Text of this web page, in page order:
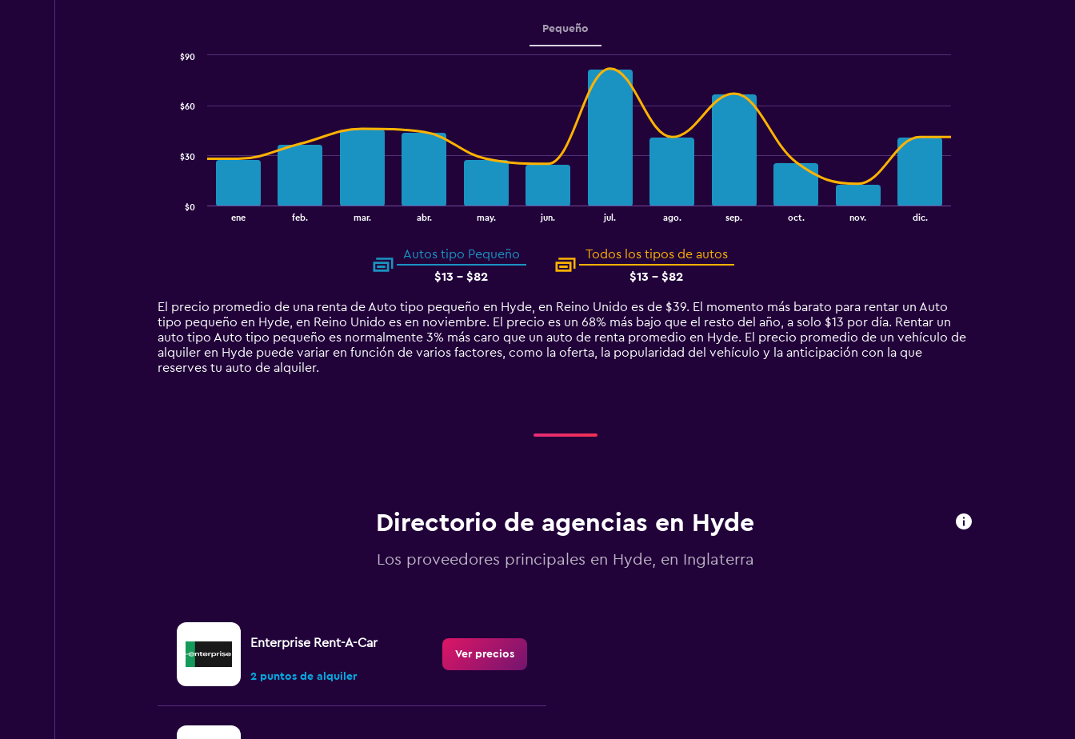
Pequeño
14
categories.
The
chart
has
ene feb. mar. abr. may. jun. jul. ago. sep. oct. nov. dic.
$0
$30
$60
$90
End
Autos tipo Pequeño
$13 - $82
Todos los tipos de autos
$13 - $82
El precio promedio de una renta de Auto tipo pequeño en Hyde, en Reino Unido es de $39. El momento más barato para rentar un Auto
tipo pequeño en Hyde, en Reino Unido es en noviembre. El precio es un 68% más bajo que el resto del año, a solo $13 por día. Rentar un
auto tipo Auto tipo pequeño es normalmente 3% más caro que un auto de renta promedio en Hyde. El precio promedio de un vehículo de
alquiler en Hyde puede variar en función de varios factores, como la oferta, la popularidad del vehículo y la anticipación con la que
reserves tu auto de alquiler.
Directorio de agencias en Hyde
Los proveedores principales en Hyde, en Inglaterra
Enterprise Rent-A-Car
2 puntos de alquiler
Ver precios